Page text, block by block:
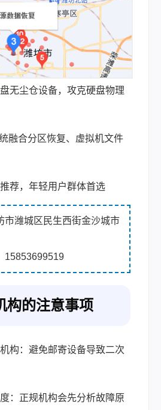
无尘仓设备，攻克硬盘物理
融合分区恢复、虚拟机文件
荐，年轻用户群体首选
市潍城区民生西街金沙城市
15853699519
构的注意事项
构：避免邮寄设备导致二次
：正规机构会先分析故障原